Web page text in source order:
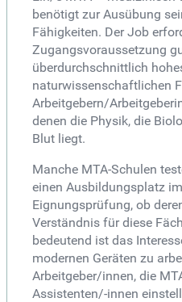
benötigt zur Ausübung
Fähigkeiten. Der Job
Zugangsvoraussetzung
überdurchschnittlich
naturwissenschaftlichen
Arbeitgebern/
denen die Physik, die
Blut liegt.
Manche MTA-Schulen
einen Ausbildungsplatz
Eignungsprüfung, ob
Verständnis für diese
bedeutend ist das
modernen Geräten zu
Arbeitgeber/innen, die
Assistenten/-innen